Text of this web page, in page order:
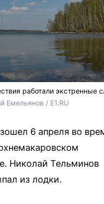
работали экстренные
Емельянов / E1.RU
6 апреля во
Николай Тельминов
из лодки.